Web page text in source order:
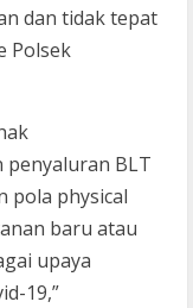
dan tidak tepat
Polsek
penyaluran BLT
pola physical
baru atau
upaya
19,”